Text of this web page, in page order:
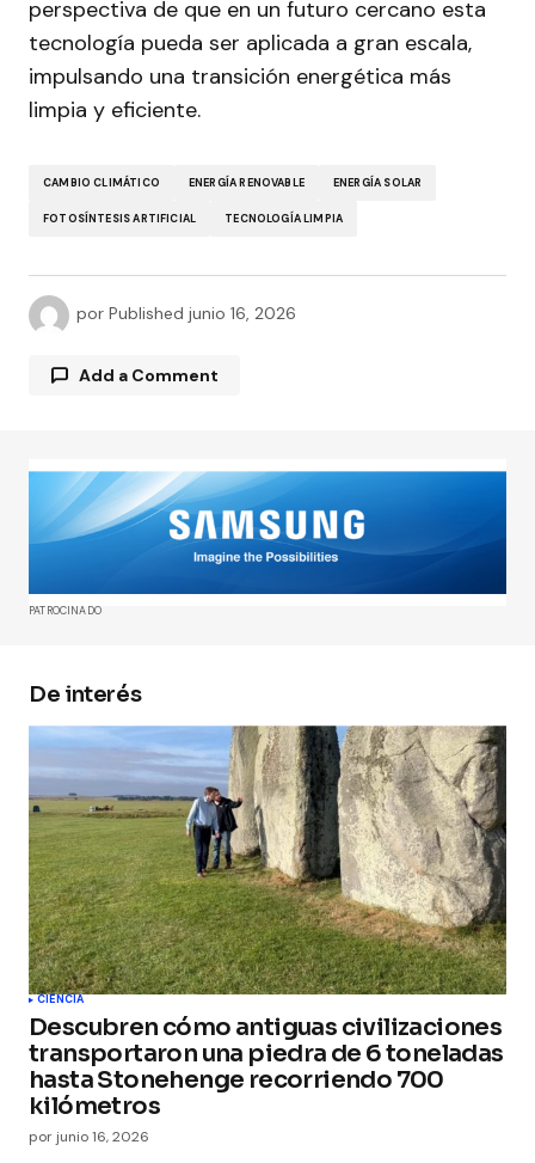
perspectiva de que en un futuro cercano esta
tecnología pueda ser aplicada a gran escala,
impulsando una transición energética más
limpia y eficiente.
CAMBIO CLIMÁTICO ENERGÍA RENOVABLE ENERGÍA SOLAR
FOTOSÍNTESIS ARTIFICIAL TECNOLOGÍA LIMPIA
por Published junio 16, 2026
Add a Comment
Tu dirección de correo electrónico no será
publicada.Los campos obligatorios están
marcados con*
Comment*
Your Name
Your E-mail*
Guarda mi nombre, correo electrónico y web en
este navegador para la próxima vez que
comente.
Submit Comment
PATROCINADO
De interés
CIENCIA
Descubren cómo antiguas civilizaciones
transportaron una piedra de 6 toneladas
hasta Stonehenge recorriendo 700
kilómetros
por junio 16, 2026